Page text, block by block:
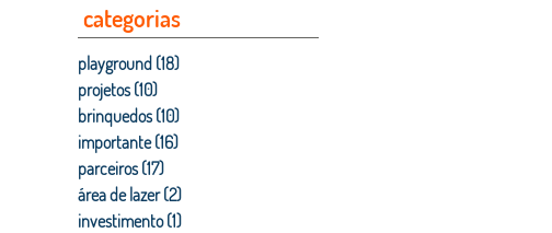
categorias
playground (18)
projetos (10)
brinquedos (10)
importante (16)
parceiros (17)
área de lazer (2)
investimento (1)